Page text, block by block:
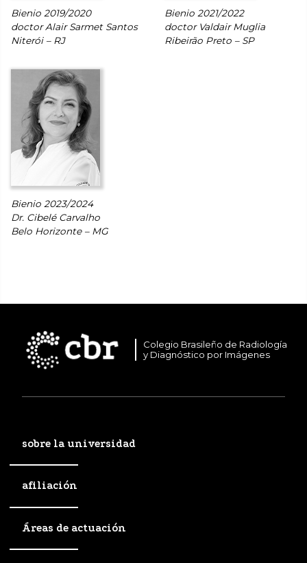
Bienio 2019/2020
doctor Alair Sarmet Santos
Niterói – RJ
Bienio 2021/2022
doctor Valdair Muglia
Ribeirão Preto – SP
Bienio 2023/2024
Dr. Cibelé Carvalho
Belo Horizonte – MG
Colegio Brasileño de Radiología
y Diagnóstico por Imágenes
sobre la universidad
afiliación
Áreas de actuación